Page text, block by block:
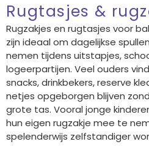
Rugtasjes &
Rugzakjes en rugtasjes voor
zijn ideaal om dagelijkse
nemen tijdens uitstapjes,
logeerpartijen. Veel ouders
snacks, drinkbekers, reserve
netjes opgeborgen blijven
grote tas. Vooral jonge
hun eigen rugzakje mee te
spelenderwijs zelfstandiger